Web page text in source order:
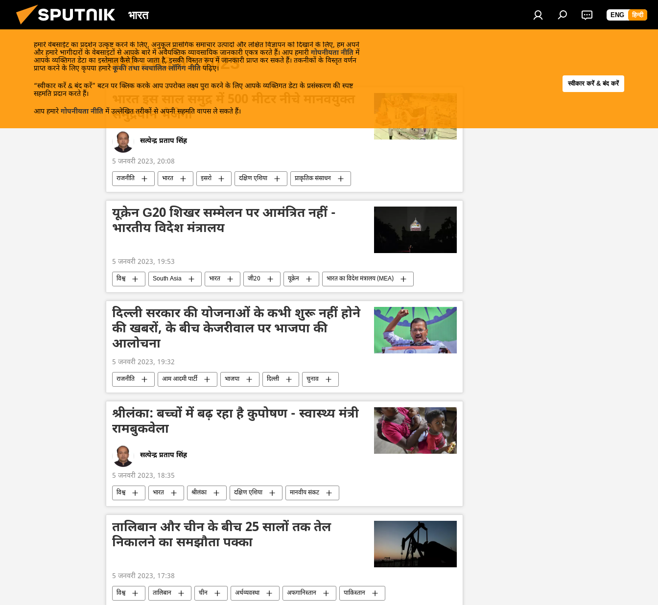
भारत ENG हिन्दी
हमारे वेबसाईट का प्रदर्शन उत्कृष्ट करने के लिए, अनुकूल प्रासंगिक समाचार उत्पादों और लक्षित विज्ञापन को दिखाने के लिए, हम अपने
और हमारे भागीदारों के वेबसाइटों से आपके बारे में अवैयक्तिक व्यावसायिक जानकारी एकत्र करते हैं। आप हमारी गोपनीयता नीति में
आपके व्यक्तिगत डेटा का इस्तेमाल कैसे किया जाता है, इसकी विस्तृत रूप में जानकारी प्राप्त कर सकते हैं। तकनीकों के विस्तृत वर्णन
प्राप्त करने के लिए कृपया हमारे कूकी तथा स्वचालित लॉगिंग नीति पढ़िए।
“स्वीकार करें & बंद करें” बटन पर क्लिक करके आप उपरोक्त लक्ष्य पुरा करने के लिए आपके व्यक्तिगत डेटा के प्रसंस्करण की स्पष्ट
सहमति प्रदान करते हैं।
आप हमारे गोपनीयता नीति में उल्लेखित तरीकों से अपनी सहमति वापस ले सकते हैं।
स्वीकार करें & बंद करें
खबरें - 05.01.2023
समुद्रयान भेजेगा
सत्येन्द्र प्रताप सिंह
5 जनवरी 2023, 20:08
राजनीति भारत इसरो दक्षिण एशिया प्राकृतिक संसाधन
यूक्रेन G20 शिखर सम्मेलन पर आमंत्रित नहीं -
भारतीय विदेश मंत्रालय
5 जनवरी 2023, 19:53
विश्व South Asia भारत जी20 यूक्रेन भारत का विदेश मंत्रालय (MEA)
दिल्ली सरकार की योजनाओं के कभी शुरू नहीं होने
की खबरों, के बीच केजरीवाल पर भाजपा की
आलोचना
5 जनवरी 2023, 19:32
राजनीति आम आदमी पार्टी भाजपा दिल्ली चुनाव
श्रीलंका: बच्चों में बढ़ रहा है कुपोषण - स्वास्थ्य मंत्री
रामबुकवेला
सत्येन्द्र प्रताप सिंह
5 जनवरी 2023, 18:35
विश्व भारत श्रीलंका दक्षिण एशिया मानवीय संकट
तालिबान और चीन के बीच 25 सालों तक तेल
निकालने का समझौता पक्का
5 जनवरी 2023, 17:38
विश्व तालिबान चीन अर्थव्यवस्था अफगानिस्तान पाकिस्तान